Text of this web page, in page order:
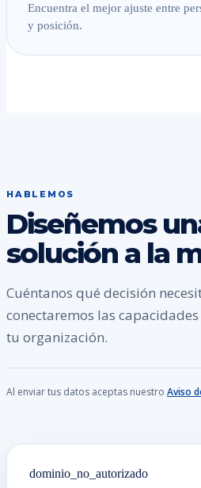
Encuentra el mejor ajuste entre
y posición.
HABLEMOS
Diseñemos
solución a la
Cuéntanos qué decisión
conectaremos las
tu organización.
Al enviar tus datos aceptas nuestro Aviso
dominio_no_autorizado